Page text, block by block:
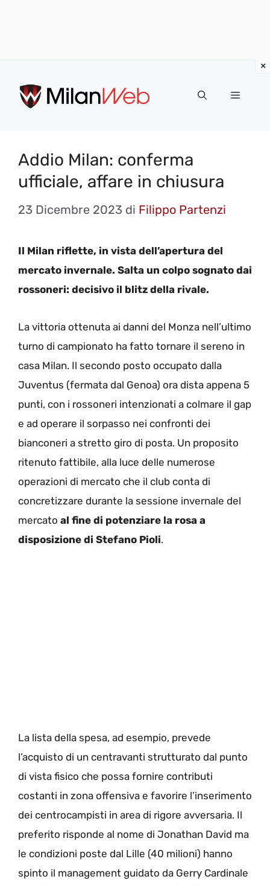
contenuto
MENU
Addio Milan: conferma
ufficiale, affare in chiusura
23 Dicembre 2023 di Filippo Partenzi
Il Milan riflette, in vista dell’apertura del
mercato invernale. Salta un colpo sognato dai
rossoneri: decisivo il blitz della rivale.
La vittoria ottenuta ai danni del Monza nell’ultimo
turno di campionato ha fatto tornare il sereno in
casa Milan. Il secondo posto occupato dalla
Juventus (fermata dal Genoa) ora dista appena 5
punti, con i rossoneri intenzionati a colmare il gap
e ad operare il sorpasso nei confronti dei
bianconeri a stretto giro di posta. Un proposito
ritenuto fattibile, alla luce delle numerose
operazioni di mercato che il club conta di
concretizzare durante la sessione invernale del
mercato al fine di potenziare la rosa a
disposizione di Stefano Pioli.
La lista della spesa, ad esempio, prevede
l’acquisto di un centravanti strutturato dal punto
di vista fisico che possa fornire contributi
costanti in zona offensiva e favorire l’inserimento
dei centrocampisti in area di rigore avversaria. Il
preferito risponde al nome di Jonathan David ma
le condizioni poste dal Lille (40 milioni) hanno
spinto il management guidato da Gerry Cardinale